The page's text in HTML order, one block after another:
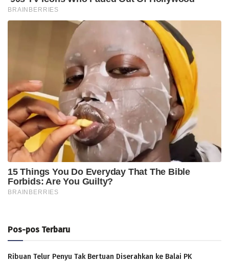
Pos-pos Terbaru
Ribuan Telur Penyu Tak Bertuan Diserahkan ke Balai PK